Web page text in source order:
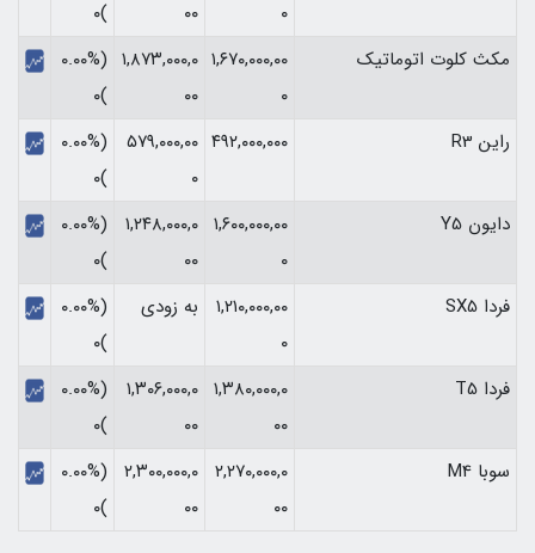
۰
۰۰
)۰
مکث کلوت اتوماتیک
۱,۶۷۰,۰۰۰,۰۰
۰
۱,۸۷۳,۰۰۰,۰
۰۰
(۰.۰۰%
)۰
راین R3
۴۹۲,۰۰۰,۰۰۰ ۵۷۹,۰۰۰,۰۰
۰
(۰.۰۰%
)۰
دایون Y5
۱,۶۰۰,۰۰۰,۰۰
۰
۱,۲۴۸,۰۰۰,۰
۰۰
(۰.۰۰%
)۰
فردا SX5
۱,۲۱۰,۰۰۰,۰۰
۰
به زودی
(۰.۰۰%
)۰
فردا T5
۱,۳۸۰,۰۰۰,۰
۰۰
۱,۳۰۶,۰۰۰,۰
۰۰
(۰.۰۰%
)۰
سوبا M4
۲,۲۷۰,۰۰۰,۰
۰۰
۲,۳۰۰,۰۰۰,۰
۰۰
(۰.۰۰%
)۰